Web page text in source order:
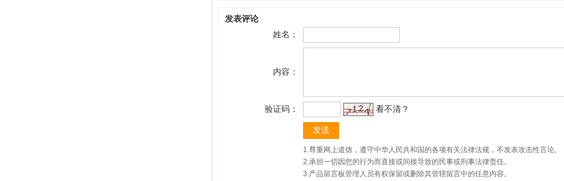
发表评论
姓名：
内容：
验证码： 看不清？
1.尊重网上道德，遵守中华人民共和国的各项有关法律法规，不发表攻击性言论。
2.承担一切因您的行为而直接或间接导致的民事或刑事法律责任。
3.产品留言板管理人员有权保留或删除其管辖留言中的任意内容。